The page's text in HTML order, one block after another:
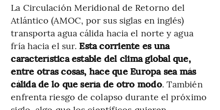
La Circulación Meridional de Retorno del
Atlántico (AMOC, por sus siglas en inglés)
transporta agua cálida hacia el norte y agua
fría hacia el sur. Esta corriente es una
característica estable del clima global que,
entre otras cosas, hace que Europa sea más
cálida de lo que sería de otro modo. También
enfrenta riesgo de colapso durante el próximo